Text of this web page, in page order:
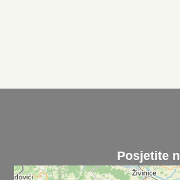
JP
Posjetite